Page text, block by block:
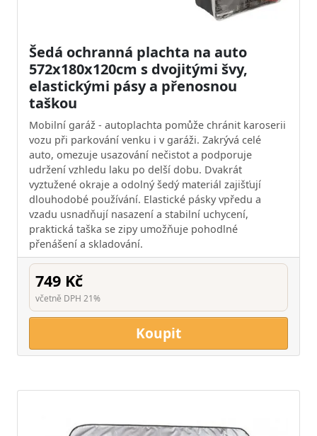
Šedá ochranná plachta na auto
572x180x120cm s dvojitými švy,
elastickými pásy a přenosnou
taškou
Mobilní garáž - autoplachta pomůže chránit karoserii
vozu při parkování venku i v garáži. Zakrývá celé
auto, omezuje usazování nečistot a podporuje
udržení vzhledu laku po delší dobu. Dvakrát
vyztužené okraje a odolný šedý materiál zajišťují
dlouhodobé používání. Elastické pásky vpředu a
vzadu usnadňují nasazení a stabilní uchycení,
praktická taška se zipy umožňuje pohodlné
přenášení a skladování.
749 Kč
včetně DPH 21%
Koupit